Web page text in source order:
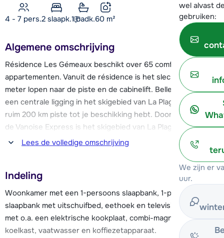
wel alvast
gebruiken:
We zijn er
uur.
4 - 7 pers.2 slaapk.1 badk.60 m²
Algemene omschrijving
Résidence Les Gémeaux beschikt over 65 comfortabele
appartementen. Vanuit de résidence is het slechts 100
meter lopen naar de piste en de cabinelift. Belle Plagne heeft
een centrale ligging in het skigebied van La Plagne, waar je
ruim 200 km piste tot je beschikking hebt. Door middel van
de Vanoise Express is het skigebied van La Plagne
aangesloten op dat van Les Arcs. Samen vormen deze
skigebieden de Paradiski skiregio met 425 km piste.
Ook ten opzichte van voorzieningen als winkels, bars en
restaurants is résidence Les Gémeaux gunstig gelegen. Het
centrum van Belle Plagne bevindt zich al op slechts 100
meter loopafstand.
Lees de volledige omschrijving
Indeling
Woonkamer met een 1-persoons slaapbank, 1-persoons
slaapbank met uitschuifbed, eethoek en televisie. Keuken
met o.a. een elektrische kookplaat, combi-magnetron,
koelkast, vaatwasser en koffiezetapparaat.